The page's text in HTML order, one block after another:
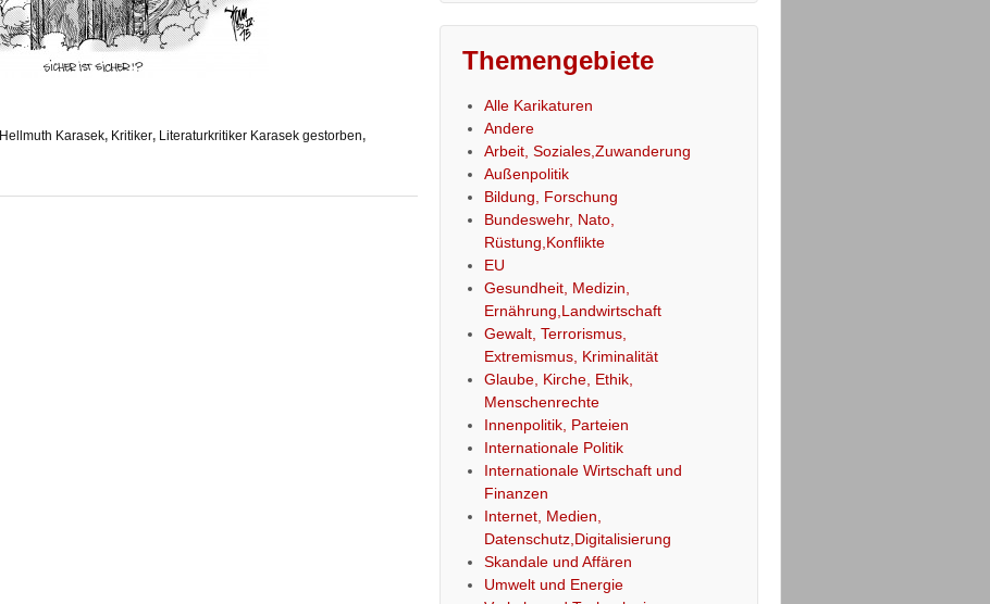
Hellmuth Karasek, Kritiker, Literaturkritiker Karasek gestorben,
Themengebiete
Alle Karikaturen
Andere
Arbeit, Soziales,Zuwanderung
Außenpolitik
Bildung, Forschung
Bundeswehr, Nato,
Rüstung,Konflikte
EU
Gesundheit, Medizin,
Ernährung,Landwirtschaft
Gewalt, Terrorismus,
Extremismus, Kriminalität
Glaube, Kirche, Ethik,
Menschenrechte
Innenpolitik, Parteien
Internationale Politik
Internationale Wirtschaft und
Finanzen
Internet, Medien,
Datenschutz,Digitalisierung
Skandale und Affären
Umwelt und Energie